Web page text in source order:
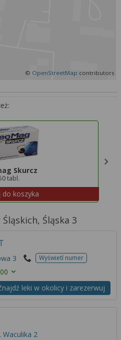
© OpenStreetMap contributors
Skurcz
tabl.
do koszyka
Śląska 3
3 Wyświetl numer
leki w okolicy i zarezerwuj
Waculika 2